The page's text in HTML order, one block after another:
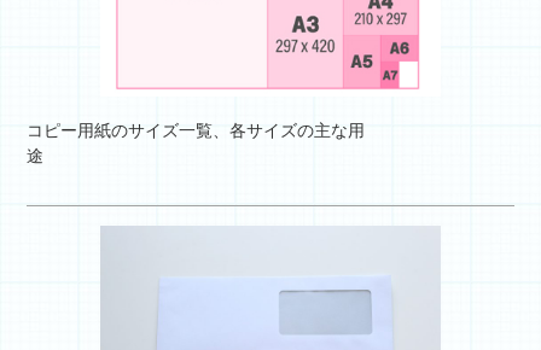
コピー用紙のサイズ一覧、各サイズの主な用
途